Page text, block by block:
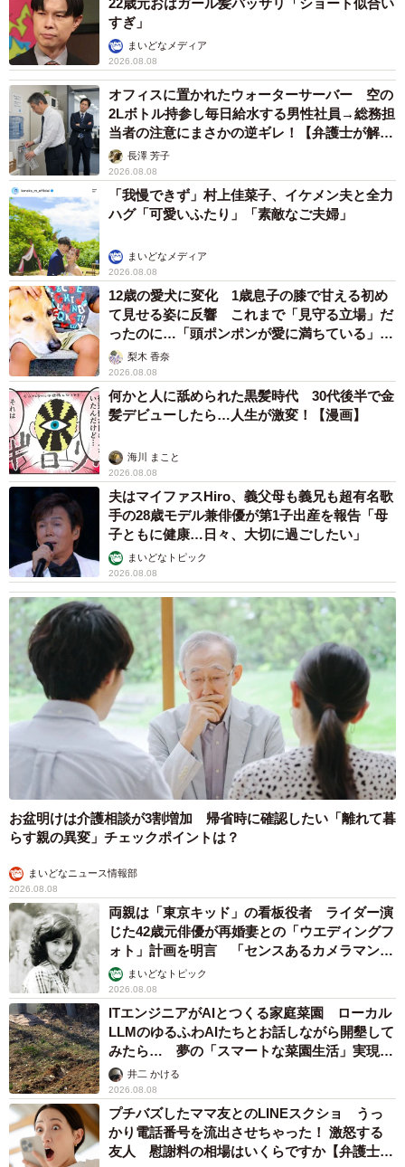
すぎ」
まいどなメディア
2026.08.08
オフィスに置かれたウォーターサーバー 空の
2Lボトル持参し毎日給水する男性社員→総務担
当者の注意にまさかの逆ギレ！【弁護士が解
説】長澤 芳子
2026.08.08
「我慢できず」村上佳菜子、イケメン夫と全力
ハグ「可愛いふたり」「素敵なご夫婦」
まいどなメディア
2026.08.08
12歳の愛犬に変化 1歳息子の膝で甘える初め
て見せる姿に反響 これまで「見守る立場」だ
ったのに…「頭ポンポンが愛に満ちている」
「尊…」
梨木 香奈
2026.08.08
何かと人に舐められた黒髪時代 30代後半で金
髪デビューしたら…人生が激変！【漫画】
海川 まこと
2026.08.08
夫はマイファスHiro、義父母も義兄も超有名歌
手の28歳モデル兼俳優が第1子出産を報告「母
子ともに健康…日々、大切に過ごしたい」
まいどなトピック
2026.08.08
お盆明けは介護相談が3割増加 帰省時に確認したい「離れて暮
らす親の異変」チェックポイントは？
まいどなニュース情報部
2026.08.08
両親は「東京キッド」の看板役者 ライダー演
じた42歳元俳優が再婚妻との「ウエディングフ
ォト」計画を明言 「センスあるカメラマン求
む」まいどなトピック
2026.08.08
ITエンジニアがAIとつくる家庭菜園 ローカル
LLMのゆるふわAIたちとお話しながら開墾して
みたら… 夢の「スマートな菜園生活」実現な
るか井二 かける
2026.08.08
プチバズしたママ友とのLINEスクショ うっ
かり電話番号を流出させちゃった！ 激怒する
友人 慰謝料の相場はいくらですか【弁護士が